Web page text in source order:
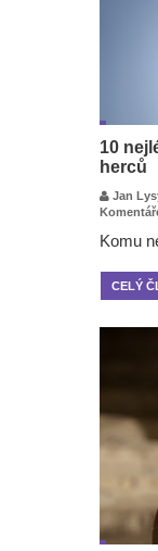
10
herců
Jan
Komu
CELÝ